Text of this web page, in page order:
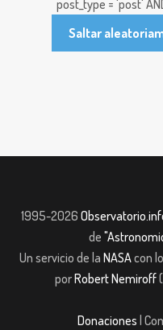
post_type = 'post'
Saltar
1995-2026
de
Un servicio de la NASAcon
porRobert Nemiroff(
Donaciones |